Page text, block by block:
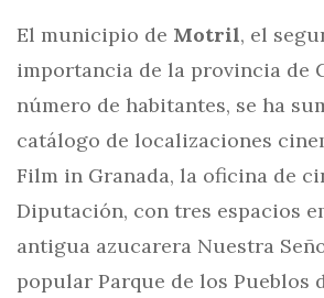
El municipio de Motril, el
importancia de la provincia de
número de habitantes, se ha
catálogo de localizaciones
Film in Granada, la oficina de
Diputación, con tres espacios
antigua azucarera Nuestra
popular Parque de los Pueblos